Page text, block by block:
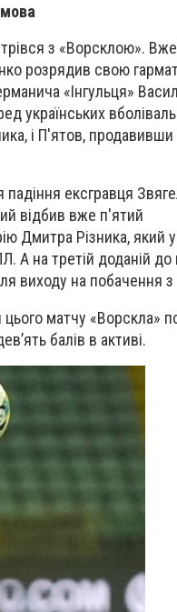
з «Ворсклою».
розрядив свою
«Інгульця»
українських
і П'ятов,
ексгравця
відбив вже п'ятий
Дмитра Різника, який у
А на третій доданій до
виходу на побачення з
матчу «Ворскла»
балів в активі.